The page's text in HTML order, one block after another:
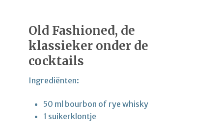
Old Fashioned, de
klassieker onder de
cocktails
Ingrediënten:
50 ml bourbon of rye whisky
1 suikerklontje